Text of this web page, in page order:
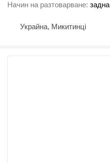
Начин на разтоварване задна
Украйна, Микитинці